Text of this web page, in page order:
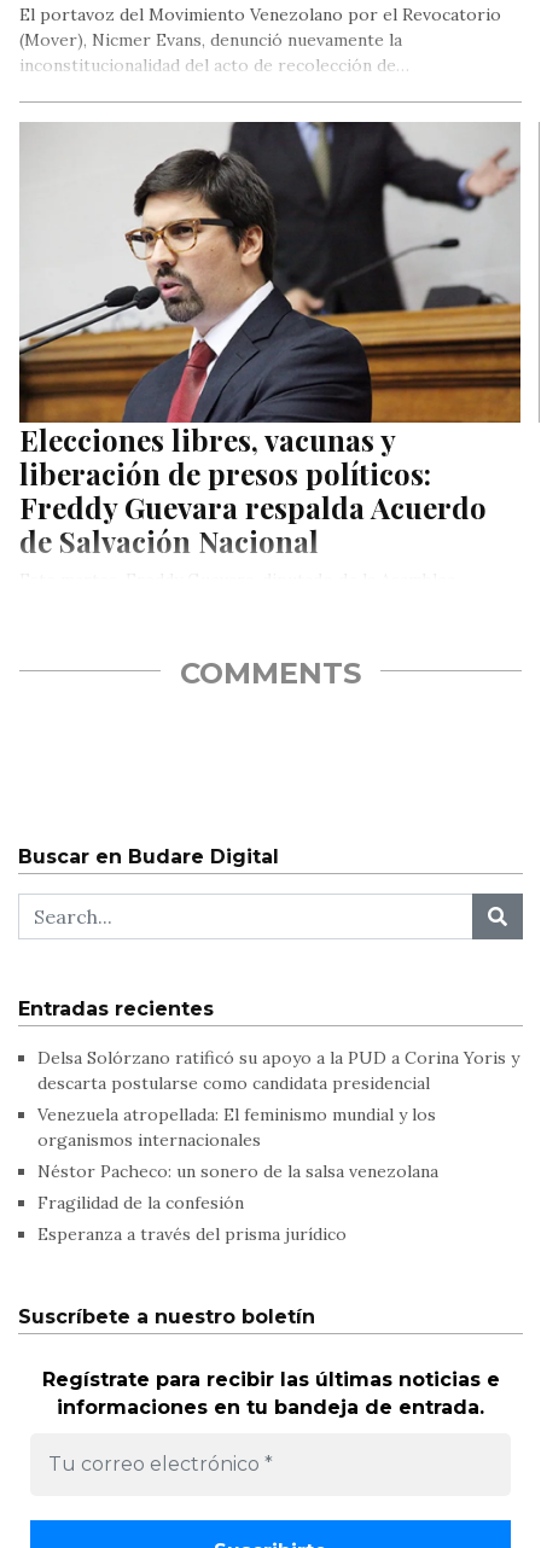
El portavoz del Movimiento Venezolano por el Revocatorio
(Mover), Nicmer Evans, denunció nuevamente la
inconstitucionalidad del acto de recolección de…
Elecciones libres, vacunas y
liberación de presos políticos:
Freddy Guevara respalda Acuerdo
de Salvación Nacional
COMMENTS
Buscar en Budare Digital
Entradas recientes
Delsa Solórzano ratificó su apoyo a la PUD a Corina Yoris y
descarta postularse como candidata presidencial
Venezuela atropellada: El feminismo mundial y los
organismos internacionales
Néstor Pacheco: un sonero de la salsa venezolana
Fragilidad de la confesión
Esperanza a través del prisma jurídico
Suscríbete a nuestro boletín
Regístrate para recibir las últimas noticias e
informaciones en tu bandeja de entrada.